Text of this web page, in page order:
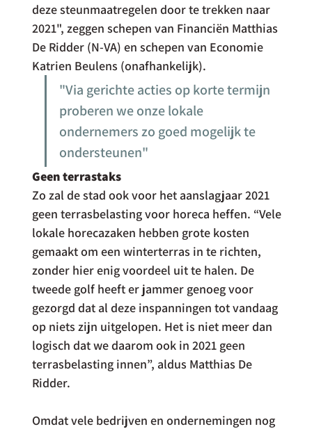
deze steunmaatregelen door te trekken naar
2021", zeggen schepen van Financiën Matthias
De Ridder (N-VA) en schepen van Economie
Katrien Beulens (onafhankelijk).
"Via gerichte acties op korte termijn
proberen we onze lokale
ondernemers zo goed mogelijk te
ondersteunen"
Geen terrastaks
Zo zal de stad ook voor het aanslagjaar 2021
geen terrasbelasting voor horeca heffen. “Vele
lokale horecazaken hebben grote kosten
gemaakt om een winterterras in te richten,
zonder hier enig voordeel uit te halen. De
tweede golf heeft er jammer genoeg voor
gezorgd dat al deze inspanningen tot vandaag
op niets zijn uitgelopen. Het is niet meer dan
logisch dat we daarom ook in 2021 geen
terrasbelasting innen”, aldus Matthias De
Ridder.
Omdat vele bedrijven en ondernemingen nog